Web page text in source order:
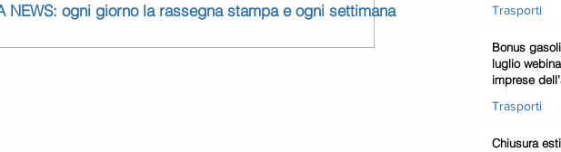
Trasporti
Bonus
luglio
imprese
Trasporti
Chiusura
NEWS: ogni giorno la rassegna stampa e ogni settimana